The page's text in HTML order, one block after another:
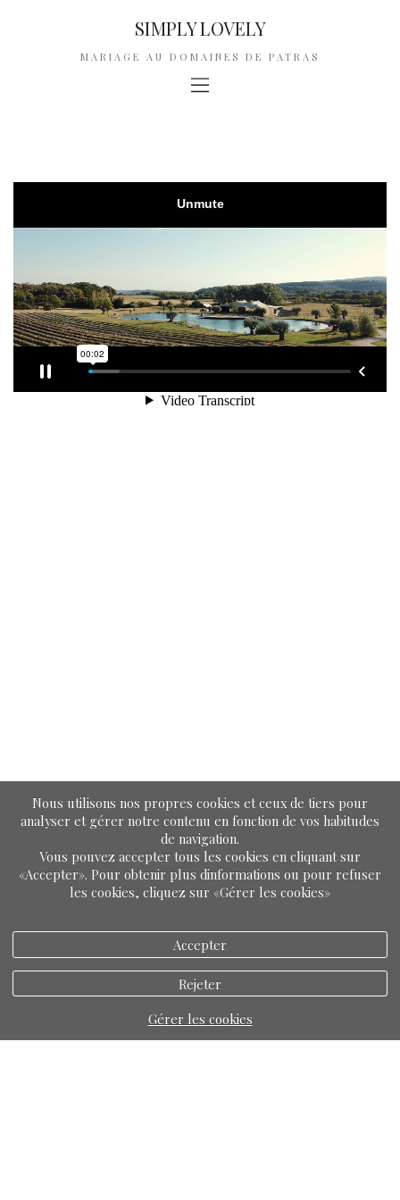
SIMPLY LOVELY
MARIAGE AU DOMAINES DE PATRAS
Nous utilisons nos propres cookies et ceux de tiers pour
analyser et gérer notre contenu en fonction de vos habitudes
de navigation.
Vous pouvez accepter tous les cookies en cliquant sur
«Accepter». Pour obtenir plus dinformations ou pour refuser
les cookies, cliquez sur «Gérer les cookies»
Accepter
Rejeter
Gérer les cookies